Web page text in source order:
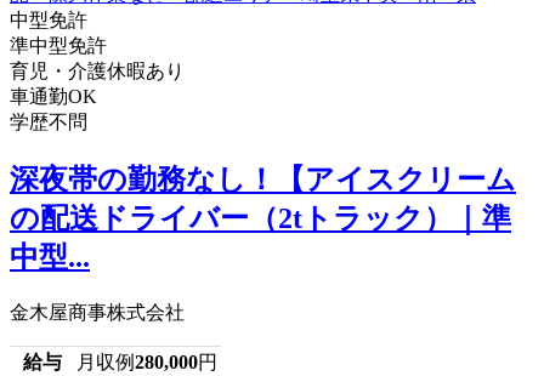
中型免許
準中型免許
育児・介護休暇あり
車通勤OK
学歴不問
深夜帯の勤務なし！【アイスクリーム
の配送ドライバー（2tトラック）｜準
中型...
金木屋商事株式会社
給与 月収例280,000円